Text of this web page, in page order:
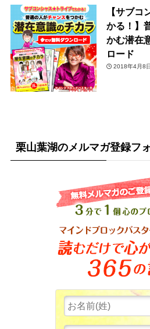
【サブ
かる！】
かむ潜在
ロード
2018年4月8日
栗山葉湖のメルマガ登録フ